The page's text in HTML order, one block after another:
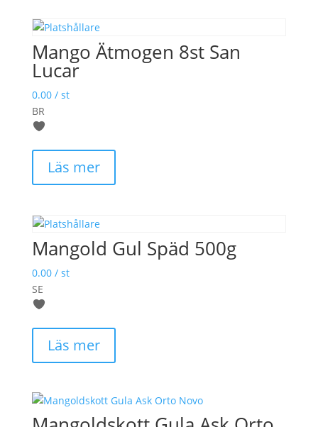
Mango Ätmogen 8st San
Lucar
0.00/ st
BR
Läs mer
Mangold Gul Späd 500g
0.00/ st
SE
Läs mer